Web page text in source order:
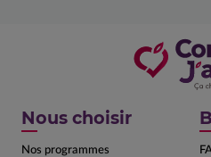
Nous choisir
Nos programmes